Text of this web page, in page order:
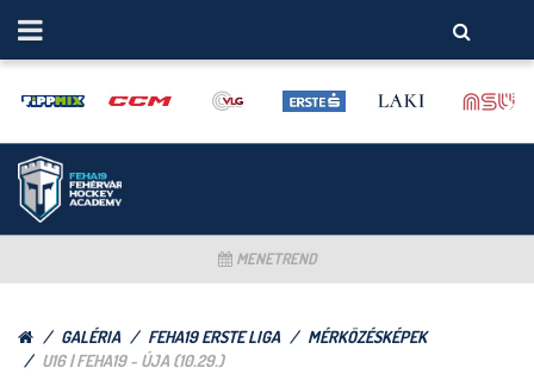
MENETREND
GALÉRIA FEHA19 ERSTE LIGA
MÉRKÖZÉSKÉPEK
U16 | FEHA19 - ÚJA (10.29.)